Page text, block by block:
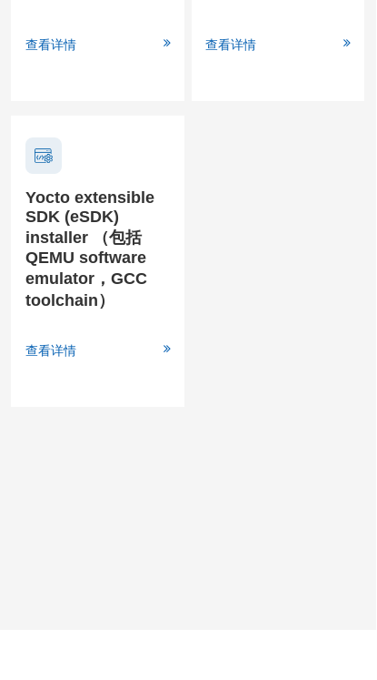
查看详情 查看详情
Yocto extensible
SDK (eSDK)
installer （包括
QEMU software
emulator，GCC
toolchain）
查看详情